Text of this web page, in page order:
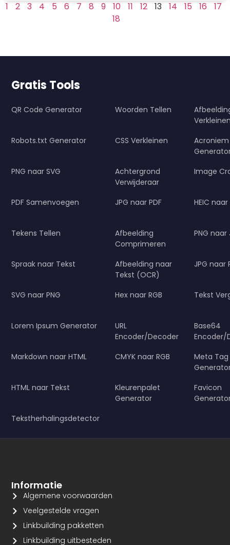
1 2 3 4 5 6 7 8 9 10 11 12 13 14 15 16
17
18
Gratis Tools
QR Code Generator Woorden Tellen
Robots.txt Generator
CSS Verkleinen
Acroniem
PNG naar SVG
Achtergrond
Verwijderaar
Image
PDF Samenvoegen JPG naar PDF HEIC naar
Tekens Tellen
Afbeelding
Comprimeren
PNG naar
Spraak naar Tekst
Afbeelding naar
Tekst (OCR)
JPG naar
SVG naar PNG Hex naar RGB Tekst
Lorem Ipsum Generator
URL
Encoder/Decoder
Base64
Encoder/
Markdown naar HTML
CMYK naar RGB
Meta Tag
HTML naar Tekst
Kleurenpalet
Generator
Favicon
Tekstherhalingsdetector
Informatie
Algemene voorwaarden
Veelgestelde vragen
Linkbuilding pakketten
Linkbuilding uitbesteden